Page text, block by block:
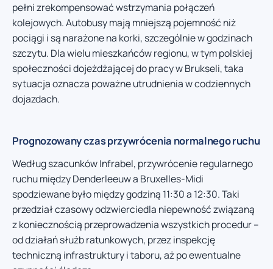
pełni zrekompensować wstrzymania połączeń
kolejowych. Autobusy mają mniejszą pojemność niż
pociągi i są narażone na korki, szczególnie w godzinach
szczytu. Dla wielu mieszkańców regionu, w tym polskiej
społeczności dojeżdżającej do pracy w Brukseli, taka
sytuacja oznacza poważne utrudnienia w codziennych
dojazdach.
Prognozowany czas przywrócenia normalnego ruchu
Według szacunków Infrabel, przywrócenie regularnego
ruchu między Denderleeuw a Bruxelles-Midi
spodziewane było między godziną 11:30 a 12:30. Taki
przedział czasowy odzwierciedla niepewność związaną
z koniecznością przeprowadzenia wszystkich procedur –
od działań służb ratunkowych, przez inspekcję
techniczną infrastruktury i taboru, aż po ewentualne